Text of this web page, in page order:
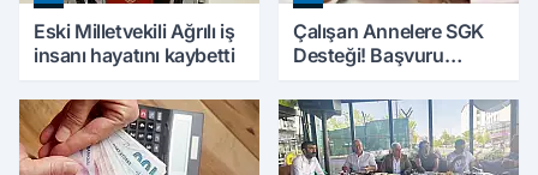
Eski Milletvekili Ağrılı iş
insanı hayatını kaybetti
Çalışan Annelere SGK
Desteği! Başvuru
Parası Alabilecekler